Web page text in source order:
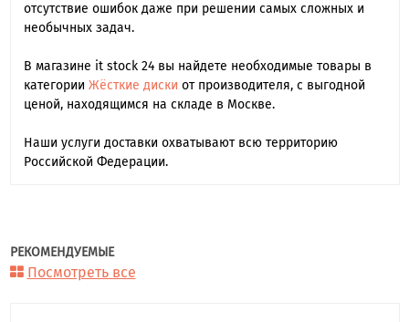
отсутствие ошибок даже при решении самых сложных и
необычных задач.
В магазине it stock 24 вы найдете необходимые товары в
категории Жёсткие диски от производителя, с выгодной
ценой, находящимся на складе в Москве.
Наши услуги доставки охватывают всю территорию
Российской Федерации.
РЕКОМЕНДУЕМЫЕ
Посмотреть все